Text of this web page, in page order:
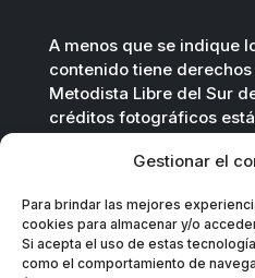
Gestionar el
Para brindar las mejores
cookies para almacenar y/o
Si acepta el uso de estas
como el comportamiento de
A menos que se indique
contenido tiene
Metodista Libre del Sur
créditos fotográficos
Contáctenos por correo